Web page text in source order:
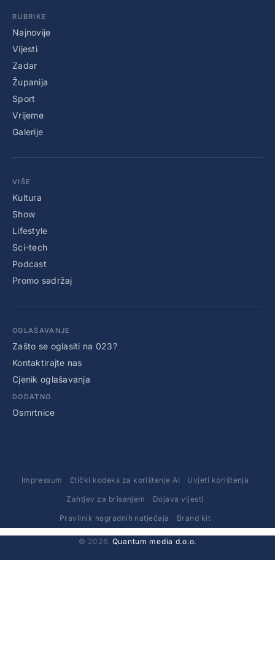
RUBRIKE
Najnovije
Vijesti
Zadar
Županija
Sport
Vrijeme
Galerije
VIŠE
Kultura
Show
Lifestyle
Sci-tech
Podcast
Promo sadržaj
OGLAŠAVANJE
Zašto se oglasiti na 023?
Kontaktirajte nas
Cjenik oglašavanja
DODATNO
Osmrtnice
Impressum Etički kodeks za korištenje AI Uvjeti korištenja
Zahtjev za brisanjem Dojava vijesti
Pravilnik nagradnih natječaja Brand kit
© 2026. Quantum media d.o.o.